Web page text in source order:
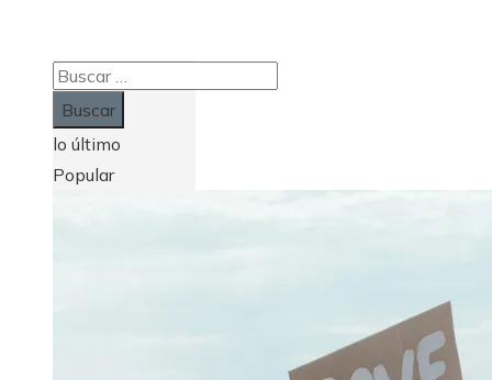
Buscar:
lo último
Popular